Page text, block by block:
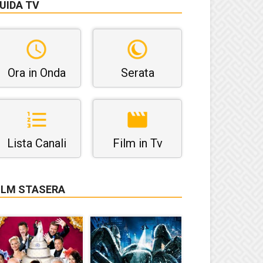
TV
Ora in Onda Serata
Lista Canali Film in Tv
STASERA